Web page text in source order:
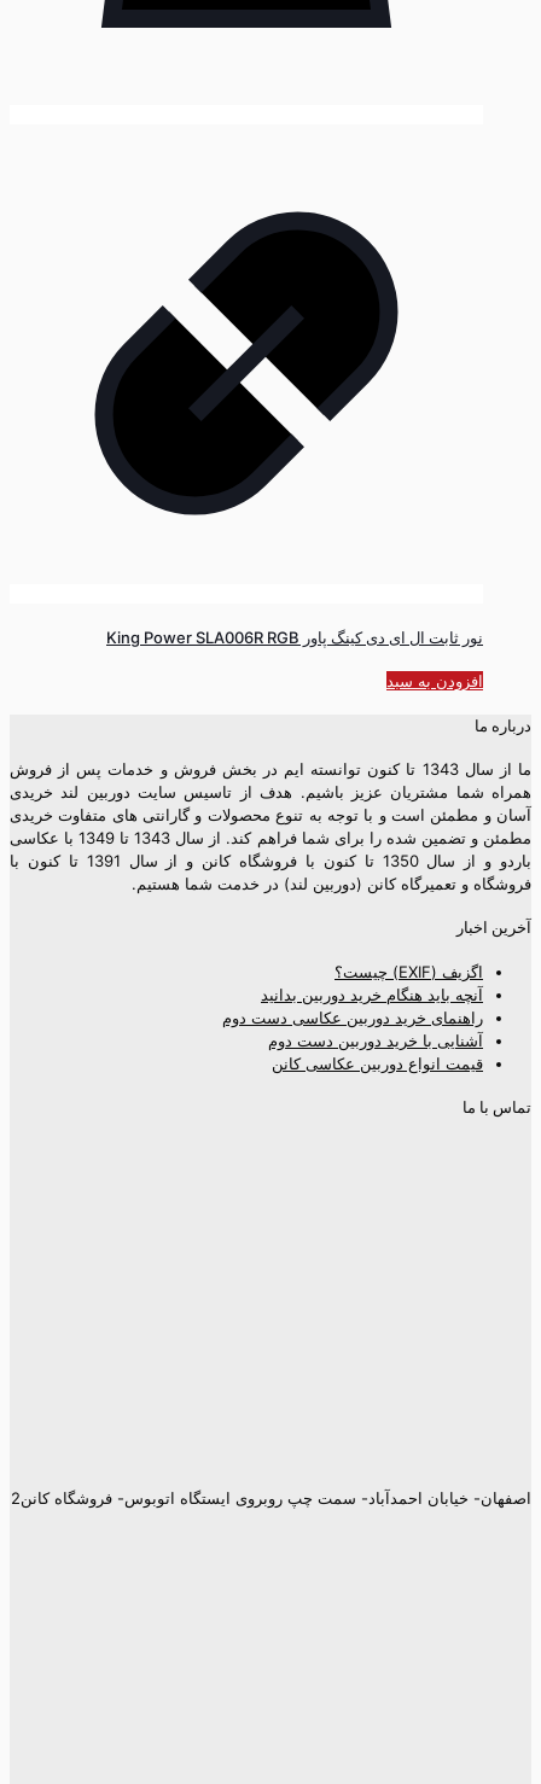
نور ثابت ال ای دی کینگ پاور King Power SLA006R RGB
افزودن به سبد
درباره ما
ما از سال 1343 تا کنون توانسته ایم در بخش فروش و خدمات پس از فروش
همراه شما مشتریان عزیز باشیم. هدف از تاسیس سایت دوربین لند خریدی
آسان و مطمئن است و با توجه به تنوع محصولات و گارانتی های متفاوت خریدی
مطمئن و تضمین شده را برای شما فراهم کند. از سال 1343 تا 1349 با عکاسی
باردو و از سال 1350 تا کنون با فروشگاه کانن و از سال 1391 تا کنون با
فروشگاه و تعمیرگاه کانن (دوربین لند) در خدمت شما هستیم.
آخرین اخبار
اگزیف (EXIF) چیست؟
آنچه باید هنگام خرید دوربین بدانید
راهنمای خرید دوربین عکاسی دست دوم
آشنایی با خرید دوربین دست دوم
قیمت انواع دوربین عکاسی کانن
تماس با ما
اصفهان- خیابان احمدآباد- سمت چپ روبروی ایستگاه اتوبوس- فروشگاه کانن2